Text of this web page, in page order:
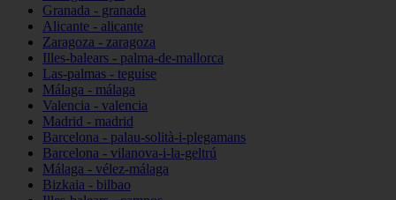
Granada - granada
Alicante - alicante
Zaragoza - zaragoza
Illes-balears - palma-de-mallorca
Las-palmas - teguise
Málaga - málaga
Valencia - valencia
Madrid - madrid
Barcelona - palau-solità-i-plegamans
Barcelona - vilanova-i-la-geltrú
Málaga - vélez-málaga
Bizkaia - bilbao